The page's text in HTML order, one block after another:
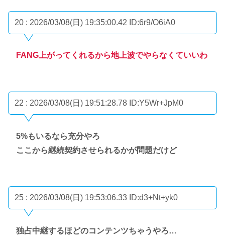
20 : 2026/03/08(日) 19:35:00.42 ID:6r9/O6iA0
FANG上がってくれるから地上波でやらなくていいわ
22 : 2026/03/08(日) 19:51:28.78 ID:Y5Wr+JpM0
5%もいるなら充分やろ
ここから継続契約させられるかが問題だけど
25 : 2026/03/08(日) 19:53:06.33 ID:d3+Nt+yk0
独占中継するほどのコンテンツちゃうやろ…